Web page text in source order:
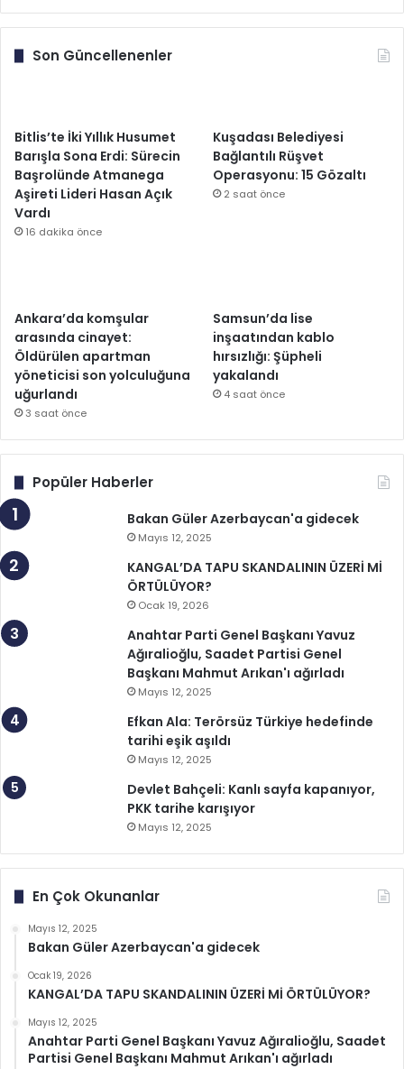
Son Güncellenenler
Bitlis’te İki Yıllık Husumet
Barışla Sona Erdi: Sürecin
Başrolünde Atmanega
Aşireti Lideri Hasan Açık
Vardı
16 dakika önce
Kuşadası Belediyesi
Bağlantılı Rüşvet
Operasyonu: 15 Gözaltı
2 saat önce
Ankara’da komşular
arasında cinayet:
Öldürülen apartman
yöneticisi son yolculuğuna
uğurlandı
3 saat önce
Samsun’da lise
inşaatından kablo
hırsızlığı: Şüpheli
yakalandı
4 saat önce
Popüler Haberler
Bakan Güler Azerbaycan'a gidecek
Mayıs 12, 2025
KANGAL’DA TAPU SKANDALININ ÜZERİ Mİ
ÖRTÜLÜYOR?
Ocak 19, 2026
Anahtar Parti Genel Başkanı Yavuz
Ağıralioğlu, Saadet Partisi Genel
Başkanı Mahmut Arıkan'ı ağırladı
Mayıs 12, 2025
Efkan Ala: Terörsüz Türkiye hedefinde
tarihi eşik aşıldı
Mayıs 12, 2025
Devlet Bahçeli: Kanlı sayfa kapanıyor,
PKK tarihe karışıyor
Mayıs 12, 2025
En Çok Okunanlar
Mayıs 12, 2025
Bakan Güler Azerbaycan'a gidecek
Ocak 19, 2026
KANGAL’DA TAPU SKANDALININ ÜZERİ Mİ ÖRTÜLÜYOR?
Mayıs 12, 2025
Anahtar Parti Genel Başkanı Yavuz Ağıralioğlu, Saadet
Partisi Genel Başkanı Mahmut Arıkan'ı ağırladı